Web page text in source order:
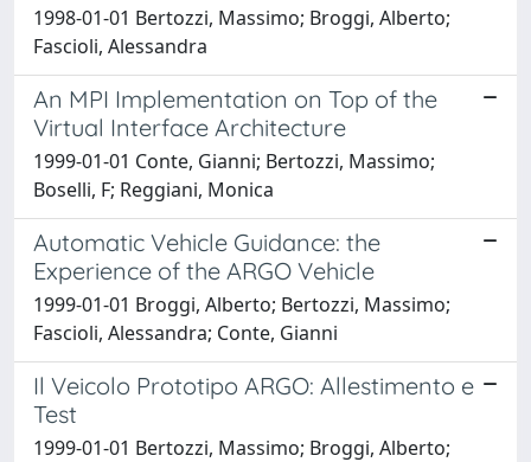
1998-01-01 Bertozzi, Massimo; Broggi, Alberto;
Fascioli, Alessandra
An MPI Implementation on Top of the
Virtual Interface Architecture
1999-01-01 Conte, Gianni; Bertozzi, Massimo;
Boselli, F; Reggiani, Monica
Automatic Vehicle Guidance: the
Experience of the ARGO Vehicle
1999-01-01 Broggi, Alberto; Bertozzi, Massimo;
Fascioli, Alessandra; Conte, Gianni
Il Veicolo Prototipo ARGO: Allestimento e
Test
1999-01-01 Bertozzi, Massimo; Broggi, Alberto;